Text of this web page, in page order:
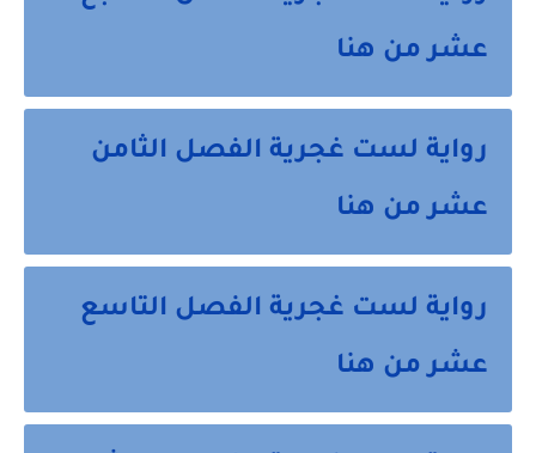
عشر من هنا
رواية لست غجرية الفصل الثامن
عشر من هنا
رواية لست غجرية الفصل التاسع
عشر من هنا